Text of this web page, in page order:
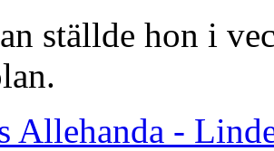
ställde hon i
Allehanda -